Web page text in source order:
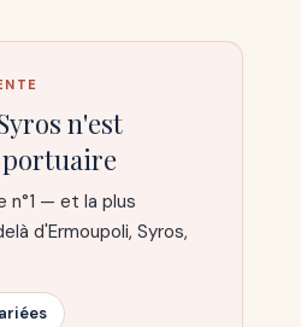
n'est
n°1 — et la plus
d'Ermoupoli, Syros,